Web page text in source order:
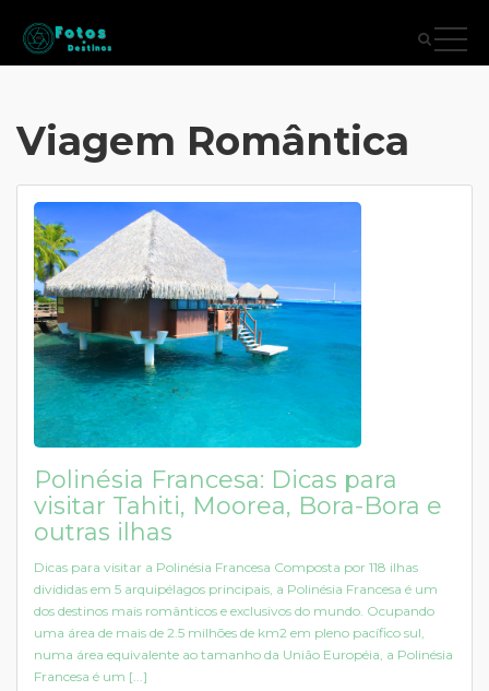
Viagem Romântica
Polinésia Francesa: Dicas para
visitar Tahiti, Moorea, Bora-Bora e
outras ilhas
Dicas para visitar a Polinésia Francesa Composta por 118 ilhas
divididas em 5 arquipélagos principais, a Polinésia Francesa é um
dos destinos mais românticos e exclusivos do mundo. Ocupando
uma área de mais de 2.5 milhões de km2 em pleno pacífico sul,
numa área equivalente ao tamanho da União Européia, a Polinésia
Francesa é um [...]